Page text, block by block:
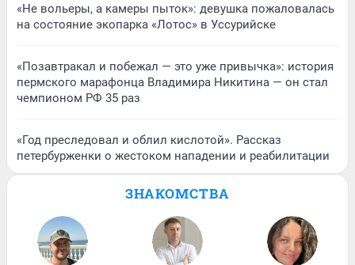
«Не вольеры, а камеры пыток»: девушка пожаловалась
на состояние экопарка «Лотос» в Уссурийске
«Позавтракал и побежал — это уже привычка»: история
пермского марафонца Владимира Никитина — он стал
чемпионом РФ 35 раз
«Год преследовал и облил кислотой». Рассказ
петербурженки о жестоком нападении и реабилитации
ЗНАКОМСТВА